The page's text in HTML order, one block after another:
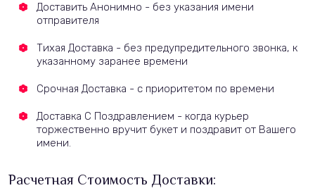
Доставить Анонимно - без указания имени
отправителя
Тихая Доставка - без предупредительного звонка, к
указанному заранее времени
Срочная Доставка - с приоритетом по времени
Доставка С Поздравлением - когда курьер
торжественно вручит букет и поздравит от Вашего
имени.
Расчетная Стоимость Доставки: